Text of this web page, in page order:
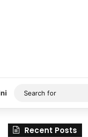
Recent Posts